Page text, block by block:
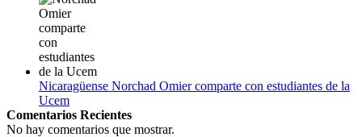
Nicaragüense Norchad Omier comparte con estudiantes de la
Ucem
Comentarios Recientes
No hay comentarios que mostrar.